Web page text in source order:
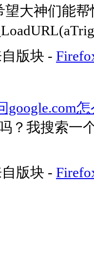
大神们能
版块 -
google.com
？我搜索一
版块 -